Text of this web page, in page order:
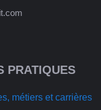
PRATIQUES
métiers et carrières